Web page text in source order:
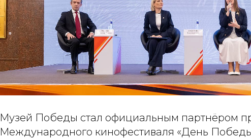
Музей Победы стал официальным партнёром
Международного кинофестиваля «День